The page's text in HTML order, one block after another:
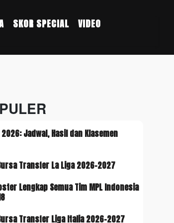
SKOR SPECIAL VIDEO
2026: Jadwal, Hasil dan Klasemen
Transfer La Liga 2026-2027
Lengkap Semua Tim MPL Indonesia
Transfer Liga Italia 2026-2027